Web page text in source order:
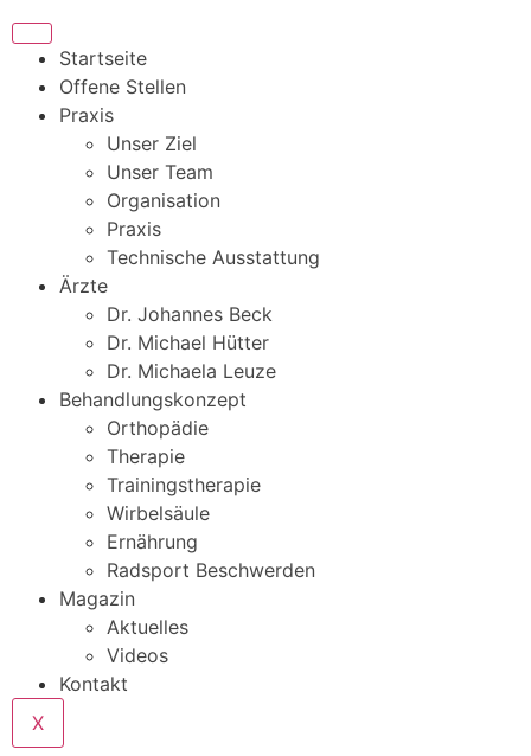
Startseite
Offene Stellen
Praxis
Unser Ziel
Unser Team
Organisation
Praxis
Technische Ausstattung
Ärzte
Dr. Johannes Beck
Dr. Michael Hütter
Dr. Michaela Leuze
Behandlungskonzept
Orthopädie
Therapie
Trainingstherapie
Wirbelsäule
Ernährung
Radsport Beschwerden
Magazin
Aktuelles
Videos
Kontakt
X